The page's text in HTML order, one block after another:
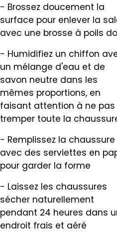
- Brossez doucement la
surface pour enlever la
avec une brosse à poils
- Humidifiez un chiffon
un mélange d'eau et de
savon neutre dans les
mêmes proportions, en
faisant attention à ne pas
tremper toute la
- Remplissez la chaussure
avec des serviettes en
pour garder la forme
- Laissez les chaussures
sécher naturellement
pendant 24 heures dans
endroit frais et aéré